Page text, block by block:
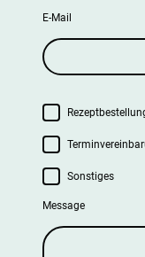
E-Mail
Sonstiges
Message